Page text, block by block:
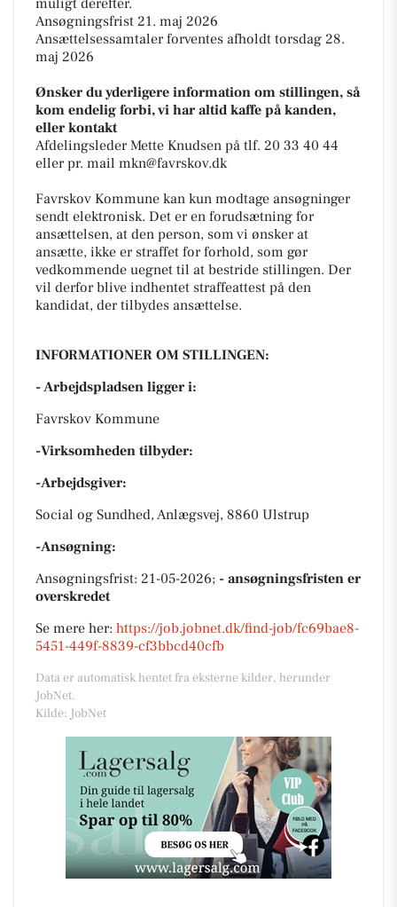
muligt derefter.
Ansøgningsfrist 21. maj 2026
Ansættelsessamtaler forventes afholdt torsdag 28.
maj 2026
Ønsker du yderligere information om stillingen, så
kom endelig forbi, vi har altid kaffe på kanden,
eller kontakt
Afdelingsleder Mette Knudsen på tlf. 20 33 40 44
eller pr. mail mkn@favrskov.dk
Favrskov Kommune kan kun modtage ansøgninger
sendt elektronisk. Det er en forudsætning for
ansættelsen, at den person, som vi ønsker at
ansætte, ikke er straffet for forhold, som gør
vedkommende uegnet til at bestride stillingen. Der
vil derfor blive indhentet straffeattest på den
kandidat, der tilbydes ansættelse.
INFORMATIONER OM STILLINGEN:
- Arbejdspladsen ligger i:
Favrskov Kommune
-Virksomheden tilbyder:
-Arbejdsgiver:
Social og Sundhed, Anlægsvej, 8860 Ulstrup
-Ansøgning:
Ansøgningsfrist: 21-05-2026; - ansøgningsfristen er
overskredet
Se mere her: https://job.jobnet.dk/find-job/fc69bae8-
5451-449f-8839-cf3bbcd40cfb
Data er automatisk hentet fra eksterne kilder, herunder
JobNet.
Kilde: JobNet